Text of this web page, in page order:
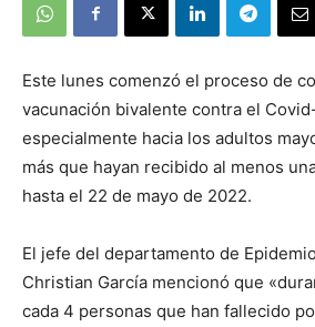
Este lunes comenzó el proceso de
vacunación bivalente contra el
especialmente hacia los adultos
más que hayan recibido al menos
hasta el 22 de mayo de 2022.
El jefe del departamento de
Christian García mencionó que
cada 4 personas que han fallecido